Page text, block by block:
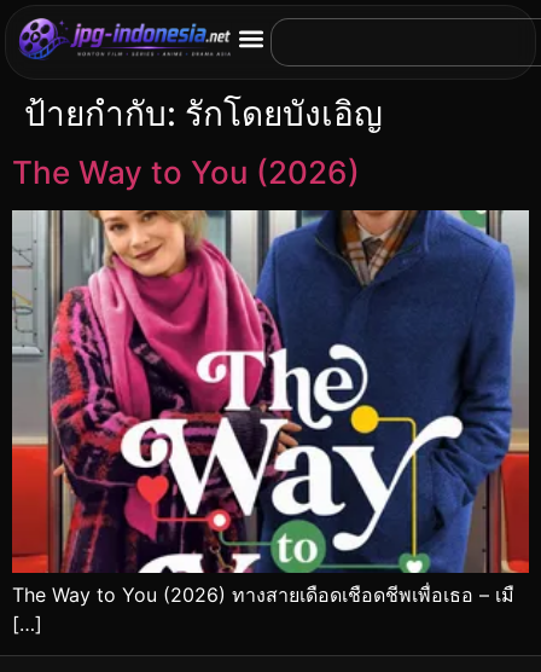
ป้ายกำกับ: รักโดยบังเอิญ
The Way to You (2026)
The Way to You (2026) ทางสายเดือดเชือดชีพเพื่อเธอ – เมื
[…]